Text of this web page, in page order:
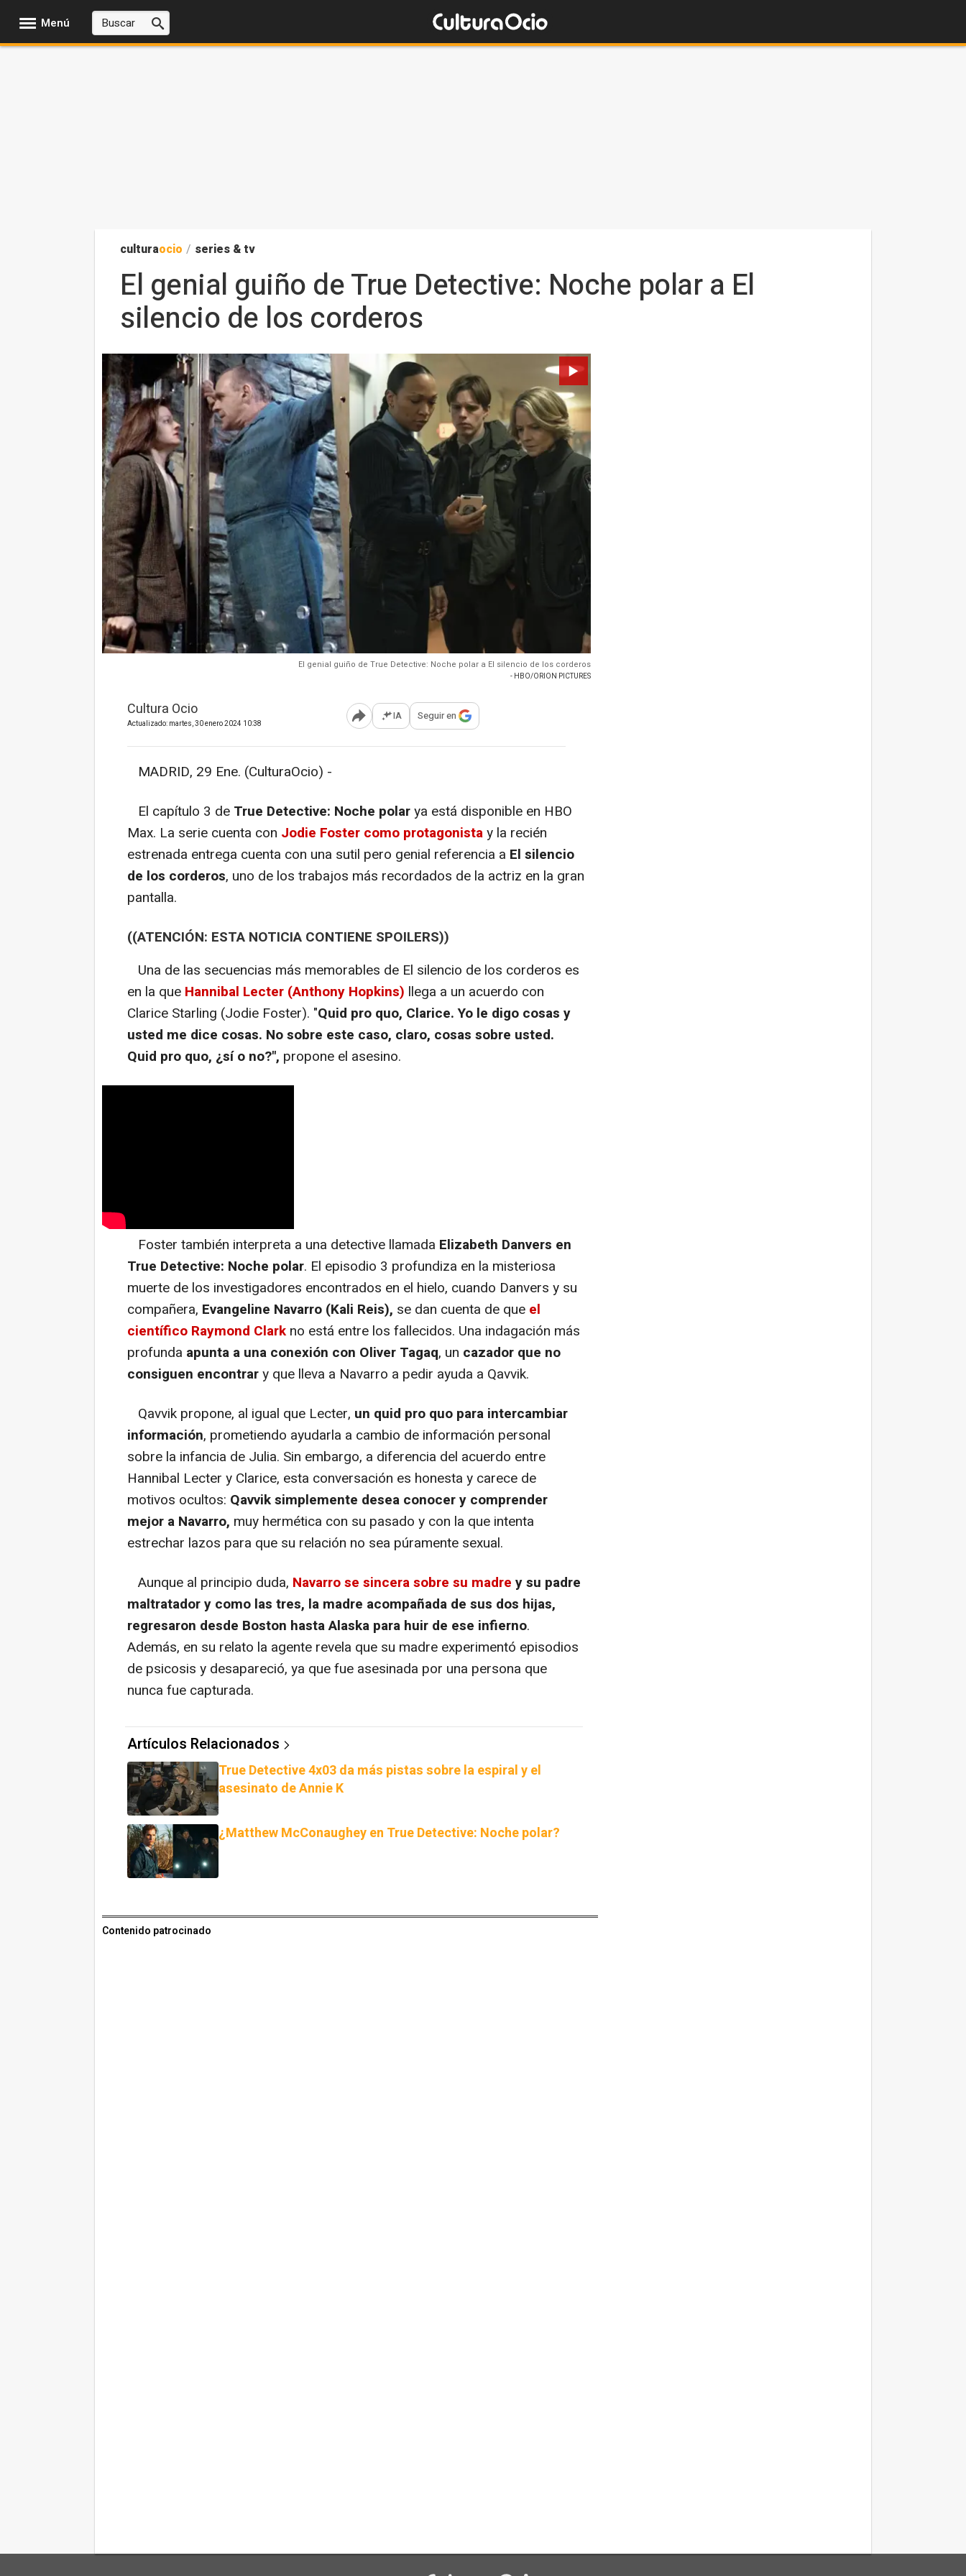
Menú
culturaocio / series & tv
El genial guiño de True Detective: Noche polar a El
silencio de los corderos
El genial guiño de True Detective: Noche polar a El silencio de los corderos
- HBO/ORION PICTURES
Cultura Ocio
Actualizado: martes, 30 enero 2024 10:38 Abrir opciones para compartir
IA Seguir en
MADRID, 29 Ene. (CulturaOcio) -
El capítulo 3 de True Detective: Noche polarya está disponible en HBO
Max. La serie cuenta con Jodie Foster como protagonistay la recién
estrenada entrega cuenta con una sutil pero genial referencia a El silencio
de los corderos, uno de los trabajos más recordados de la actriz en la gran
pantalla.
((ATENCIÓN: ESTA NOTICIA CONTIENE SPOILERS))
Una de las secuencias más memorables de El silencio de los corderos es
en la que Hannibal Lecter (Anthony Hopkins) llega a un acuerdo con
Clarice Starling (Jodie Foster). "Quid pro quo, Clarice. Yo le digo cosas y
usted me dice cosas. No sobre este caso, claro, cosas sobre usted.
Quid pro quo, ¿sí o no?", propone el asesino.
Foster también interpreta a una detective llamada Elizabeth Danvers en
True Detective: Noche polar. El episodio 3 profundiza en la misteriosa
muerte de los investigadores encontrados en el hielo, cuando Danvers y su
compañera, Evangeline Navarro (Kali Reis), se dan cuenta de que el
científico Raymond Clark no está entre los fallecidos. Una indagación más
profunda apunta a una conexión con Oliver Tagaq, un cazador que no
consiguen encontrary que lleva a Navarro a pedir ayuda a Qavvik.
Qavvik propone, al igual que Lecter, un quid pro quo para intercambiar
información, prometiendo ayudarla a cambio de información personal
sobre la infancia de Julia. Sin embargo, a diferencia del acuerdo entre
Hannibal Lecter y Clarice, esta conversación es honesta y carece de
motivos ocultos: Qavvik simplemente desea conocer y comprender
mejor a Navarro, muy hermética con su pasado y con la que intenta
estrechar lazos para que su relación no sea púramente sexual.
Aunque al principio duda, Navarro se sincera sobre su madre y su padre
maltratador y como las tres, la madre acompañada de sus dos hijas,
regresaron desde Boston hasta Alaska para huir de ese infierno.
Además, en su relato la agente revela que su madre experimentó episodios
de psicosis y desapareció, ya que fue asesinada por una persona que
nunca fue capturada.
Artículos Relacionados
True Detective 4x03 da más pistas sobre la espiral y el
asesinato de Annie K
¿Matthew McConaughey en True Detective: Noche polar?
Contenido patrocinado